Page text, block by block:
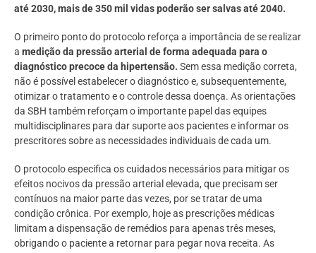
até 2030, mais de 350 mil vidas poderão ser salvas até 2040.
O primeiro ponto do protocolo reforça a importância de se realizar
a medição da pressão arterial de forma adequada para o
diagnóstico precoce da hipertensão. Sem essa medição correta,
não é possível estabelecer o diagnóstico e, subsequentemente,
otimizar o tratamento e o controle dessa doença. As orientações
da SBH também reforçam o importante papel das equipes
multidisciplinares para dar suporte aos pacientes e informar os
prescritores sobre as necessidades individuais de cada um.
O protocolo especifica os cuidados necessários para mitigar os
efeitos nocivos da pressão arterial elevada, que precisam ser
contínuos na maior parte das vezes, por se tratar de uma
condição crônica. Por exemplo, hoje as prescrições médicas
limitam a dispensação de remédios para apenas três meses,
obrigando o paciente a retornar para pegar nova receita. As